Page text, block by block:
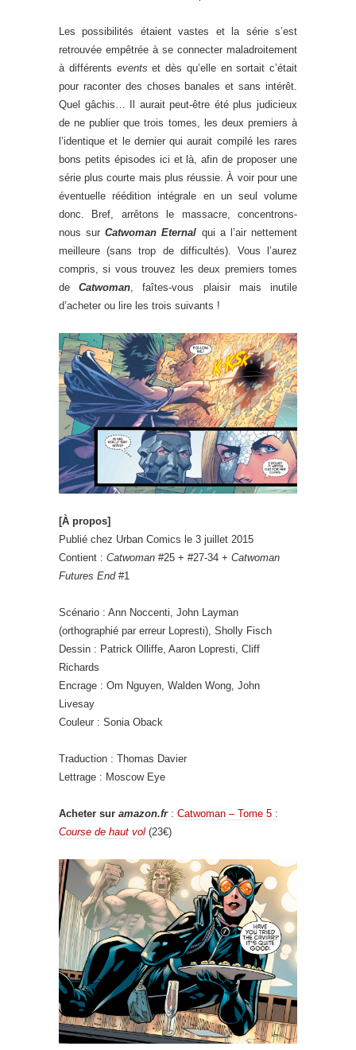
Les possibilités étaient vastes et la série s’est
retrouvée empêtrée à se connecter maladroitement
à différents events et dès qu’elle en sortait c’était
pour raconter des choses banales et sans intérêt.
Quel gâchis… Il aurait peut-être été plus judicieux
de ne publier que trois tomes, les deux premiers à
l’identique et le dernier qui aurait compilé les rares
bons petits épisodes ici et là, afin de proposer une
série plus courte mais plus réussie. À voir pour une
éventuelle réédition intégrale en un seul volume
donc. Bref, arrêtons le massacre, concentrons-
nous surCatwoman Eternal qui a l’air nettement
meilleure (sans trop de difficultés). Vous l’aurez
compris, si vous trouvez les deux premiers tomes
deCatwoman, faîtes-vous plaisir mais inutile
d’acheter ou lire les trois suivants !
[À propos]
Publié chez Urban Comics le 3 juillet 2015
Contient : Catwoman #25 + #27-34 + Catwoman
Futures End#1
Scénario : Ann Noccenti, John Layman
(orthographié par erreur Lopresti), Sholly Fisch
Dessin : Patrick Olliffe, Aaron Lopresti, Cliff
Richards
Encrage : Om Nguyen, Walden Wong, John
Livesay
Couleur : Sonia Oback
Traduction : Thomas Davier
Lettrage : Moscow Eye
Acheter sur amazon.fr: Catwoman – Tome 5 :
Course de haut vol (23€)